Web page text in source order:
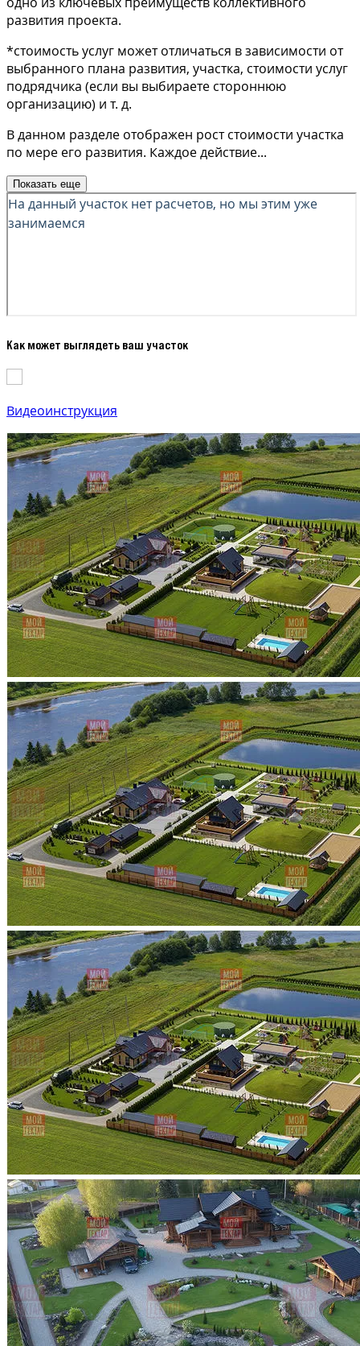
развития проекта.
*стоимость услуг может отличаться в зависимости от
выбранного плана развития, участка, стоимости услуг
подрядчика (если вы выбираете стороннюю
организацию) и т. д.
В данном разделе отображен рост стоимости участка
по мере его развития. Каждое действие...
Показать еще
Как может выглядеть ваш участок
Видеоинструкция